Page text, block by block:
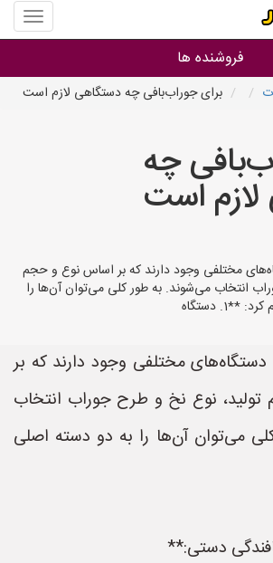
منوی
سایت
بازار
فروشنده ها
استان ها
برای جوراب‌بافی چه دستگاهی لازم است
چه
است
مختلفی وجود دارند که بر اساس نوع و حجم
انتخاب می‌شوند. به طور کلی می‌توان آن‌ها را
دستگاه
دستگاه‌های مختلفی وجود دارند که بر
نوع نخ و طرح جوراب انتخاب
می‌توان آن‌ها را به دو دسته اصلی